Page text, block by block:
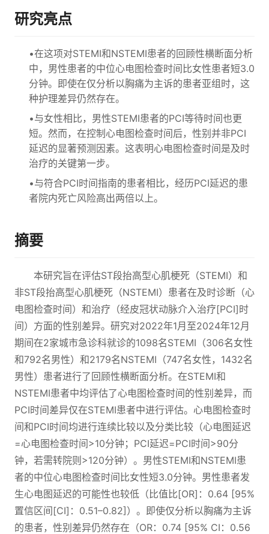
研究亮点
•在这项对STEMI和NSTEMI患者的回顾性横断面分析
中，男性患者的中位心电图检查时间比女性患者短3.0
分钟。即使在仅分析以胸痛为主诉的患者亚组时，这
种护理差异仍然存在。
•与女性相比，男性STEMI患者的PCI等待时间也更
短。然而，在控制心电图检查时间后，性别并非PCI
延迟的显著预测因素。这表明心电图检查时间是及时
治疗的关键第一步。
•与符合PCI时间指南的患者相比，经历PCI延迟的患
者院内死亡风险高出两倍以上。
摘要
本研究旨在评估ST段抬高型心肌梗死（STEMI）和
非ST段抬高型心肌梗死（NSTEMI）患者在及时诊断（心
电图检查时间）和治疗（经皮冠状动脉介入治疗[PCI]时
间）方面的性别差异。研究对2022年1月至2024年12月
期间在2家城市急诊科就诊的1098名STEMI（306名女性
和792名男性）和2179名NSTEMI（747名女性，1432名
男性）患者进行了回顾性横断面分析。在STEMI和
NSTEMI患者中均评估了心电图检查时间的性别差异，而
PCI时间差异仅在STEMI患者中进行评估。心电图检查时
间和PCI时间均进行连续比较以及分类比较（心电图延迟
=心电图检查时间>10分钟；PCI延迟=PCI时间>90分
钟，若需转院则>120分钟）。男性STEMI和NSTEMI患
者的中位心电图检查时间比女性短3.0分钟。男性患者发
生心电图延迟的可能性也较低（比值比[OR]：0.64 [95%
置信区间[CI]：0.51–0.82]）。即使仅分析以胸痛为主诉
的患者，性别差异仍然存在（OR：0.74 [95% CI：0.56